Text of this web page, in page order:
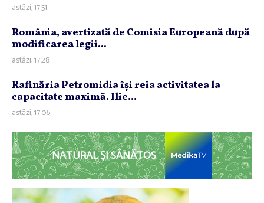
astăzi, 17:51
România, avertizată de Comisia Europeană după
modificarea legii...
astăzi, 17:28
Rafinăria Petromidia îşi reia activitatea la
capacitate maximă. Ilie...
astăzi, 17:06
NATURAL ȘI SĂNĂTOS